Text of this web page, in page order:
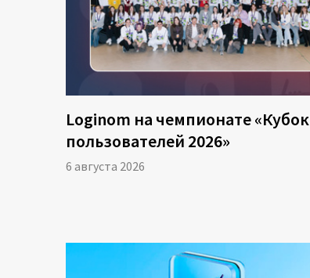
Loginom на чемпионате «Кубок
пользователей 2026»
6 августа 2026